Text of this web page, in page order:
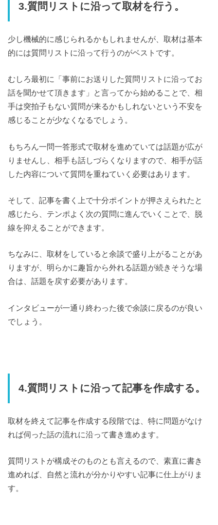
3.質問リストに沿って取材を行う。
少し機械的に感じられるかもしれませんが、取材は基本
的には質問リストに沿って行うのがベストです。
むしろ最初に「事前にお送りした質問リストに沿ってお
話を聞かせて頂きます」と言ってから始めることで、相
手は突拍子もない質問が来るかもしれないという不安を
感じることが少なくなるでしょう。
もちろん一問一答形式で取材を進めていては話題が広が
りませんし、相手も話しづらくなりますので、相手が話
した内容について質問を重ねていく必要はあります。
そして、記事を書く上で十分ポイントが押さえられたと
感じたら、テンポよく次の質問に進んでいくことで、脱
線を抑えることができます。
ちなみに、取材をしていると余談で盛り上がることがあ
りますが、明らかに趣旨から外れる話題が続きそうな場
合は、話題を戻す必要があります。
インタビューが一通り終わった後で余談に戻るのが良い
でしょう。
4.質問リストに沿って記事を作成する。
取材を終えて記事を作成する段階では、特に問題がなけ
れば伺った話の流れに沿って書き進めます。
質問リストが構成そのものとも言えるので、素直に書き
進めれば、自然と流れが分かりやすい記事に仕上がりま
す。